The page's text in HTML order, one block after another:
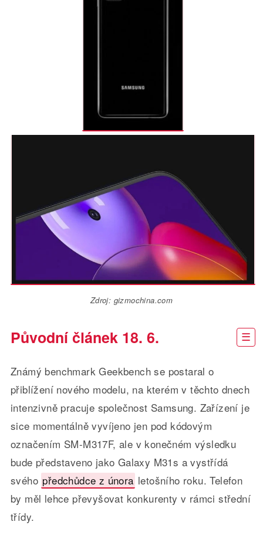
Zdroj: gizmochina.com
Původní článek 18. 6.
Známý benchmark Geekbench se postaral o
přiblížení nového modelu, na kterém v těchto dnech
intenzivně pracuje společnost Samsung. Zařízení je
sice momentálně vyvíjeno jen pod kódovým
označením SM-M317F, ale v konečném výsledku
bude představeno jako Galaxy M31s a vystřídá
svého předchůdce z února letošního roku. Telefon
by měl lehce převyšovat konkurenty v rámci střední
třídy.